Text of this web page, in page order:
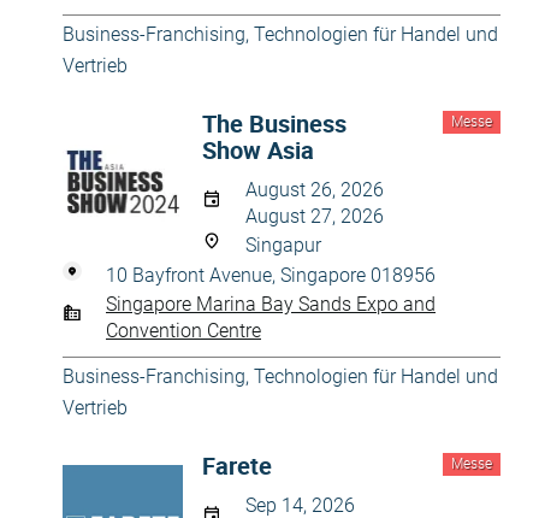
Business-Franchising, Technologien für Handel und
Vertrieb
Messe
The Business
Show Asia
August 26, 2026
August 27, 2026
Singapur
10 Bayfront Avenue, Singapore 018956
Singapore Marina Bay Sands Expo and
Convention Centre
Business-Franchising, Technologien für Handel und
Vertrieb
Messe
Farete
Sep 14, 2026